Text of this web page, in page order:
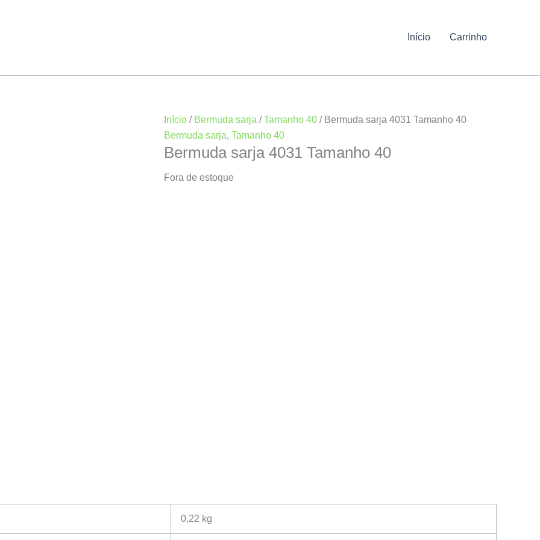
Início Carrinho
Início / Bermuda sarja /Tamanho 40 / Bermuda sarja 4031 Tamanho 40
Bermuda sarja, Tamanho 40
Bermuda sarja 4031 Tamanho 40
Fora de estoque
0,22 kg